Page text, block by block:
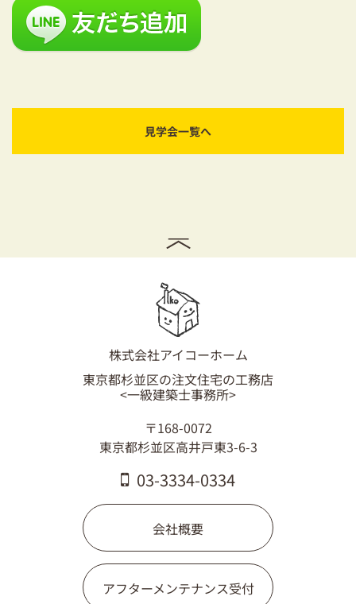
見学会一覧へ
株式会社アイコーホーム
東京都杉並区の注文住宅の工務店
<一級建築士事務所>
〒168-0072
東京都杉並区高井戸東3-6-3
03-3334-0334
会社概要
アフターメンテナンス受付